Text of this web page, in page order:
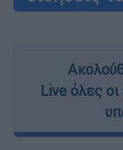
Live όλες